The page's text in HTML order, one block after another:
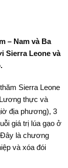
– Nam và Ba
Sierra Leone và
Sierra Leone
thực và
địa phương), 3
giá trị lúa gạo ở
Đây là chương
và xóa đói